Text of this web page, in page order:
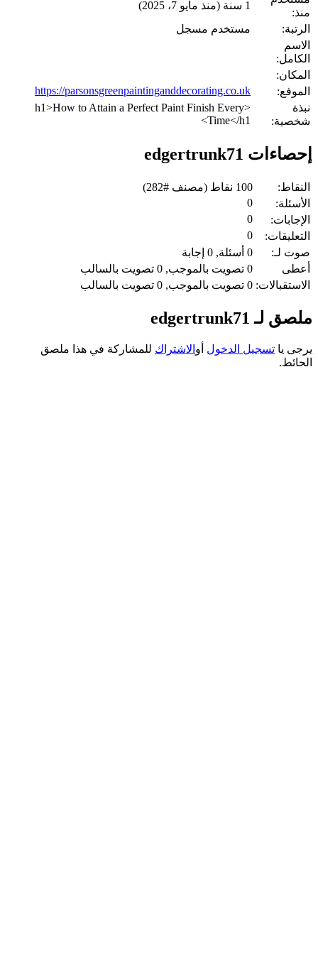
منذ:
1 سنة (منذ مايو 7، 2025)
الرتبة:
مستخدم مسجل
الاسم
الكامل:
المكان:
الموفع:
https://parsonsgreenpaintinganddecorating.co.uk
نبذة
شخصية:
<h1>How to Attain a Perfect Paint Finish Every
Time</h1>
إحصاءات edgertrunk71
النقاط: 100 نقاط (مصنف #282
)
الأسئلة:
0
الإجابات:
0
التعليقات:
0
صوت لـ:
0 أسئلة, 0 إجابة
أعطى
0 تصويت بالموجب, 0 تصويت بالسالب
الاستقبالات: 0 تصويت بالموجب, 0 تصويت بالسالب
ملصق لـ edgertrunk71
يرجى يا تسجيل الدخول أو الاشتراك للمشاركة في هذا ملصق
الحائط.